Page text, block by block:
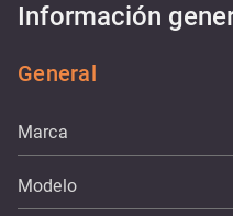
Información
General
Marca
Modelo